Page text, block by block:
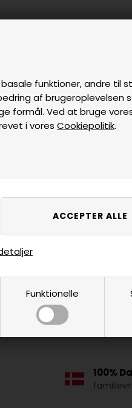
funktioner, andre til
af brugeroplevelsen
formål. Ved at bruge
i vores Cookiepolitik.
Funktionelle
100%